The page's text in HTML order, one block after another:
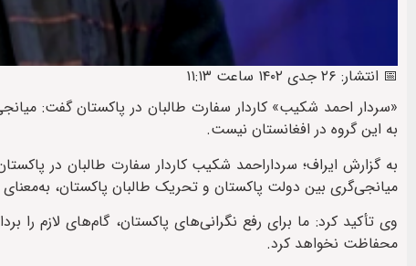
📅 انتشار: ۲۶ جدی ۱۴۰۲ ساعت ۱۱:۱۳
«سردار احمد شکیب» کاردار سفارت طالبان در پاکستان گفت:
به این گروه در افغانستان نیست.
به گزارش ایراف؛ سرداراحمد شکیب کاردار سفارت طالبان در
میانجی‌گری بین دولت پاکستان و تحریک طالبان پاکستان،
وی تأکید کرد: ما برای رفع نگرانی‌های پاکستان، گام‌های لازم را
محفاظت نخواهد کرد.